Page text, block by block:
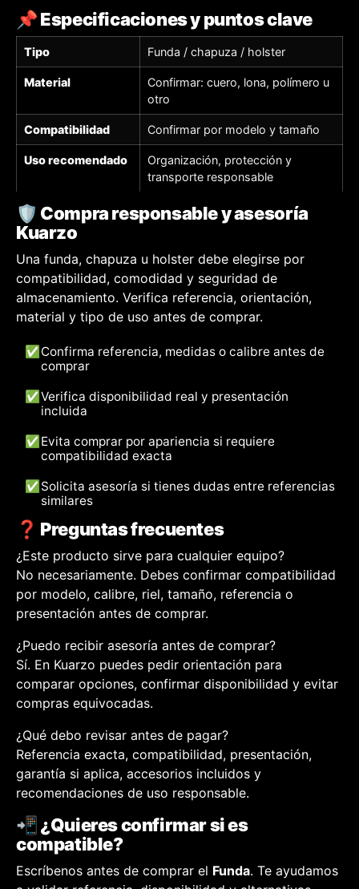
📌 Especificaciones y puntos clave
Tipo Funda / chapuza / holster
Material
Confirmar: cuero, lona, polímero u
otro
Compatibilidad Confirmar por modelo y tamaño
Uso recomendado
Organización, protección y
transporte responsable
🛡️ Compra responsable y asesoría
Kuarzo
Una funda, chapuza u holster debe elegirse por
compatibilidad, comodidad y seguridad de
almacenamiento. Verifica referencia, orientación,
material y tipo de uso antes de comprar.
✅ Confirma referencia, medidas o calibre antes de
comprar
✅Verifica disponibilidad real y presentación
incluida
✅ Evita comprar por apariencia si requiere
compatibilidad exacta
✅ Solicita asesoría si tienes dudas entre referencias
similares
❓ Preguntas frecuentes
¿Este producto sirve para cualquier equipo?
No necesariamente. Debes confirmar compatibilidad
por modelo, calibre, riel, tamaño, referencia o
presentación antes de comprar.
¿Puedo recibir asesoría antes de comprar?
Sí. En Kuarzo puedes pedir orientación para
comparar opciones, confirmar disponibilidad y evitar
compras equivocadas.
¿Qué debo revisar antes de pagar?
Referencia exacta, compatibilidad, presentación,
garantía si aplica, accesorios incluidos y
recomendaciones de uso responsable.
📲 ¿Quieres confirmar si es
compatible?
Escríbenos antes de comprar el Funda. Te ayudamos